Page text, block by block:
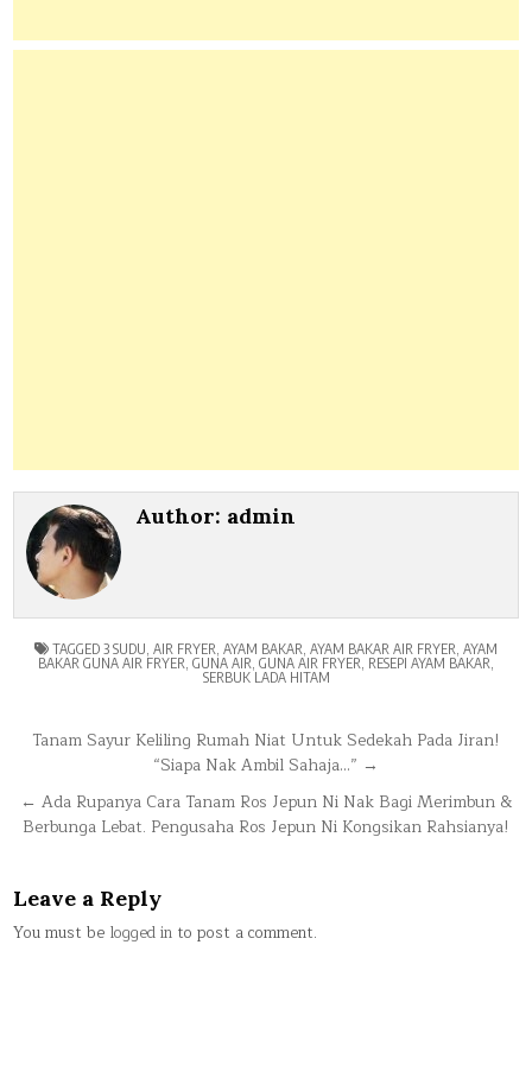
Author: admin
TAGGED 3 SUDU AIR FRYER AYAM BAKAR AYAM BAKAR AIR FRYER AYAM
BAKAR GUNA AIR FRYER GUNA AIR GUNA AIR FRYER RESEPI AYAM BAKAR
SERBUK LADA HITAM
Post
navigation
Tanam Sayur Keliling Rumah Niat Untuk Sedekah Pada Jiran!
“Siapa Nak Ambil Sahaja…” →
← Ada Rupanya Cara Tanam Ros Jepun Ni Nak Bagi Merimbun &
Berbunga Lebat. Pengusaha Ros Jepun Ni Kongsikan Rahsianya!
Leave a Reply
You must be logged in to post a comment.